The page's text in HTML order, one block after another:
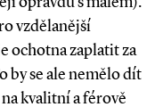
vzdělanější
ochotna zaplatit za
by se ale nemělo dít
kvalitní a férově